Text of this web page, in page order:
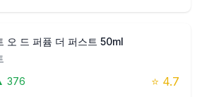
오 드 퍼퓸 더 퍼스트 50ml
376 ⭐ 4.7